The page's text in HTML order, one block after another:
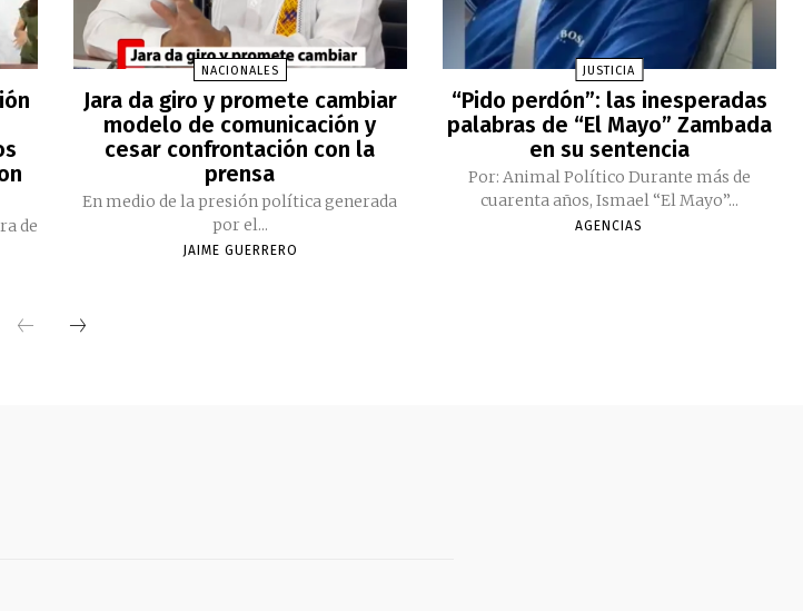
de
NACIONALES
Jara da giro y promete cambiar
modelo de comunicación y
cesar confrontación con la
prensa
En medio de la presión política generada
por el...
JAIME GUERRERO
JUSTICIA
“Pido perdón”: las inesperadas
palabras de “El Mayo” Zambada
en su sentencia
Por: Animal Político Durante más de
cuarenta años, Ismael “El Mayo”...
AGENCIAS